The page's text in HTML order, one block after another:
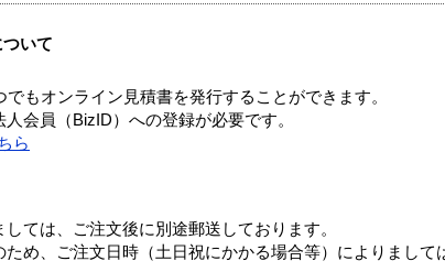
いて
もオンライン見積書を発行することができます。
会員（BizID）への登録が必要です。
ら
ては、ご注文後に別途郵送しております。
め、ご注文日時（土日祝にかかる場合等）によりまして